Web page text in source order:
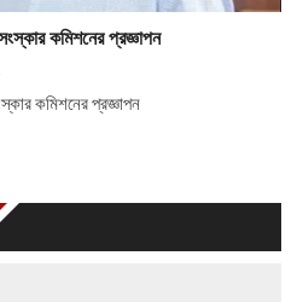
কমিশনের প্রজ্ঞাপন
কমিশনের প্রজ্ঞাপন